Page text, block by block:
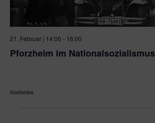
Pforzheim im Nationalsozialismus
21. Februar | 14:00 - 16:00
Kostenlos